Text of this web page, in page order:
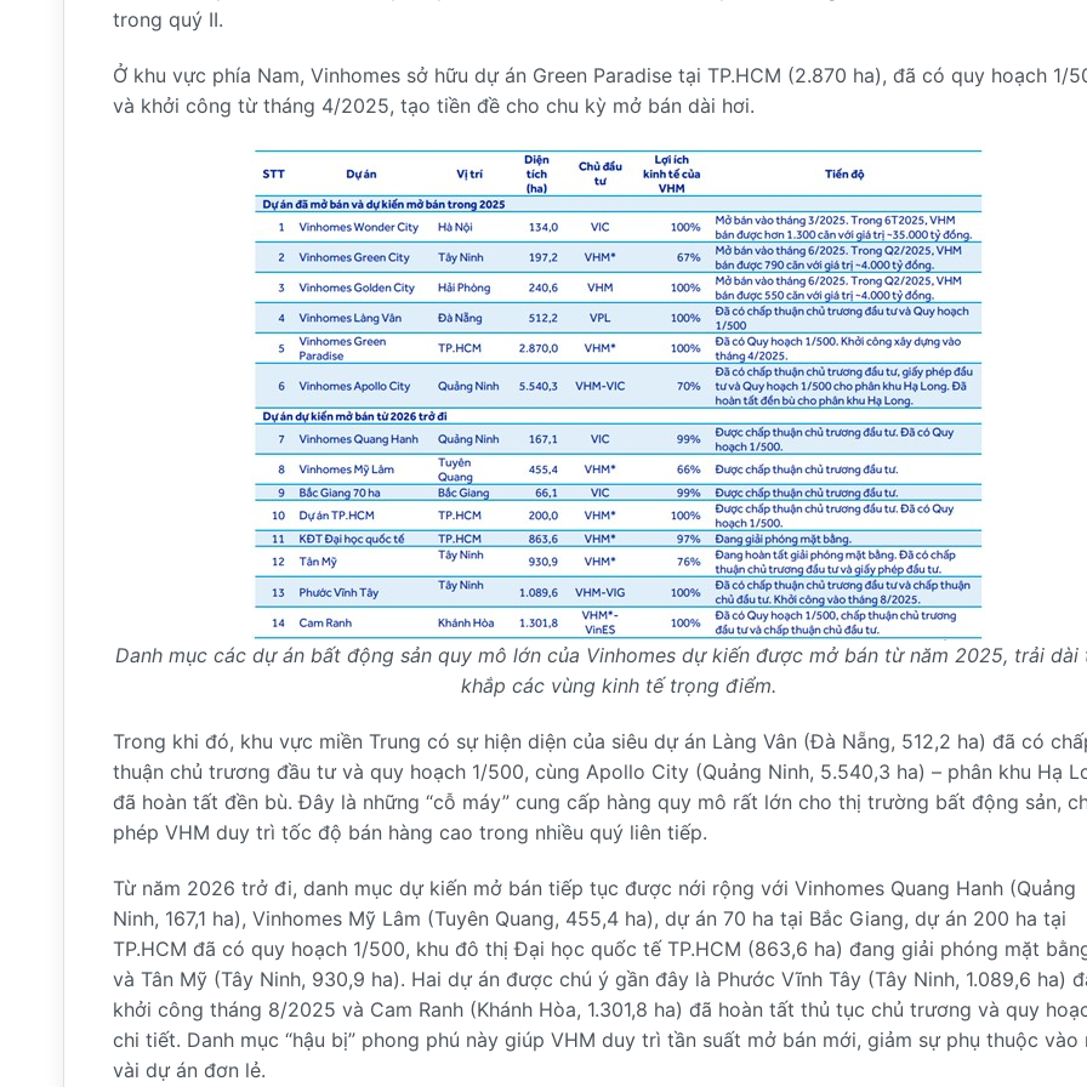
trong quý II.
Ở khu vực phía Nam, Vinhomes sở hữu dự án Green Paradise tại TP.HCM (2.870 ha), đã có quy hoạch 1/
và khởi công từ tháng 4/2025, tạo tiền đề cho chu kỳ mở bán dài hơi.
Danh mục các dự án bất động sản quy mô lớn của Vinhomes dự kiến được mở bán từ năm 2025, trải dài
khắp các vùng kinh tế trọng điểm.
Trong khi đó, khu vực miền Trung có sự hiện diện của siêu dự án Làng Vân (Đà Nẵng, 512,2 ha) đã có
thuận chủ trương đầu tư và quy hoạch 1/500, cùng Apollo City (Quảng Ninh, 5.540,3 ha) – phân khu Hạ
đã hoàn tất đền bù. Đây là những “cỗ máy” cung cấp hàng quy mô rất lớn cho thị trường bất động sản,
phép VHM duy trì tốc độ bán hàng cao trong nhiều quý liên tiếp.
Từ năm 2026 trở đi, danh mục dự kiến mở bán tiếp tục được nới rộng với Vinhomes Quang Hanh (Quảng
Ninh, 167,1 ha), Vinhomes Mỹ Lâm (Tuyên Quang, 455,4 ha), dự án 70 ha tại Bắc Giang, dự án 200 ha tại
TP.HCM đã có quy hoạch 1/500, khu đô thị Đại học quốc tế TP.HCM (863,6 ha) đang giải phóng mặt
và Tân Mỹ (Tây Ninh, 930,9 ha). Hai dự án được chú ý gần đây là Phước Vĩnh Tây (Tây Ninh, 1.089,6 ha)
khởi công tháng 8/2025 và Cam Ranh (Khánh Hòa, 1.301,8 ha) đã hoàn tất thủ tục chủ trương và quy
chi tiết. Danh mục “hậu bị” phong phú này giúp VHM duy trì tần suất mở bán mới, giảm sự phụ thuộc vào
vài dự án đơn lẻ.